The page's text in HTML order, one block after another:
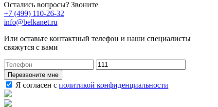
Остались вопросы? Звоните
+7 (499) 110-26-32
info@belkanet.ru
Или оставьте контактный телефон и наши специалисты
свяжутся с вами
Перезвоните мне
Я согласен с политикой конфиденциальности